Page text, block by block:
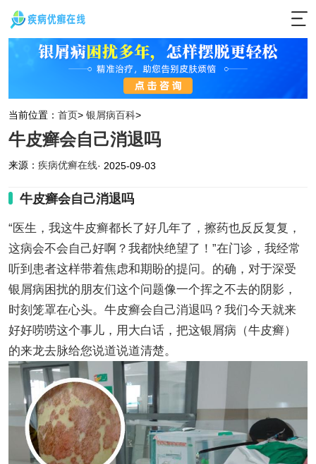
当前位置： 首页> 银屑病百科>
牛皮癣会自己消退吗
来源： 疾病优癣在线· 2025-09-03
牛皮癣会自己消退吗
“医生，我这牛皮癣都长了好几年了，擦药也反反复复，
这病会不会自己好啊？我都快绝望了！”在门诊，我经常
听到患者这样带着焦虑和期盼的提问。的确，对于深受
银屑病困扰的朋友们这个问题像一个挥之不去的阴影，
时刻笼罩在心头。牛皮癣会自己消退吗？我们今天就来
好好唠唠这个事儿，用大白话，把这银屑病（牛皮癣）
的来龙去脉给您说道说道清楚。